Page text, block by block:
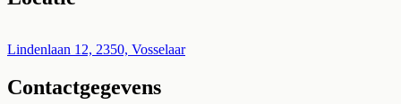
+
−
Lindenlaan 12, 2350, Vosselaar
Contactgegevens